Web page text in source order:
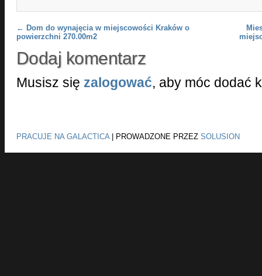
Post navigation
← Dom do wynajęcia w miejscowości Kraków o
powierzchni 270.00m2
Dodaj komentarz
Musisz się zalogować, aby móc dodać
PRACUJE NA GALACTICA| PROWADZONE PRZEZ SOLUSION